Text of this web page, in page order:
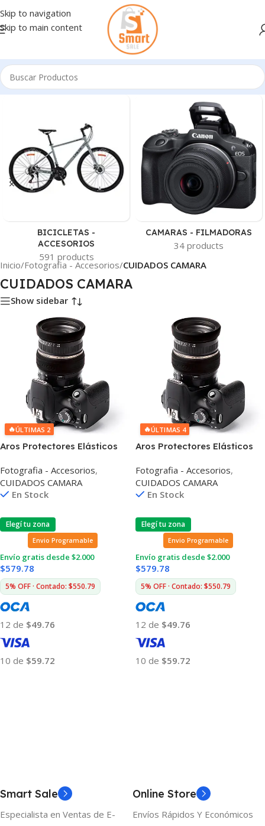
Skip to navigation
Skip to main content
BICICLETAS -
ACCESORIOS
591 products
CAMARAS - FILMADORAS
34 products
Inicio/Fotografia - Accesorios/CUIDADOS CAMARA
CUIDADOS CAMARA
Show sidebar
🔥ÚLTIMAS 2
Aros Protectores Elásticos
Fotografia - Accesorios,
CUIDADOS CAMARA
En Stock
Elegí tu zona
Envio Programable
Envío gratis desde $2.000
$579.78
5% OFF · Contado: $550.79
12 de $49.76
10 de $59.72
🔥ÚLTIMAS 4
Aros Protectores Elásticos
Fotografia - Accesorios,
CUIDADOS CAMARA
En Stock
Elegí tu zona
Envio Programable
Envío gratis desde $2.000
$579.78
5% OFF · Contado: $550.79
12 de $49.76
10 de $59.72
Smart Sale
Especialista en Ventas de E-
Online Store
Envíos Rápidos Y Económicos